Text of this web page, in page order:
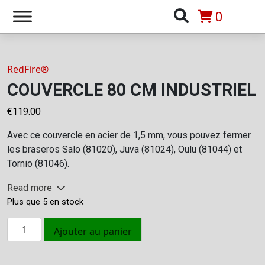
0
RedFire®
COUVERCLE 80 CM INDUSTRIEL
€119.00
Avec ce couvercle en acier de 1,5 mm, vous pouvez fermer
les braseros Salo (81020), Juva (81024), Oulu (81044) et
Tornio (81046).
Read more
Plus que 5 en stock
quantité
de
Ajouter au panier